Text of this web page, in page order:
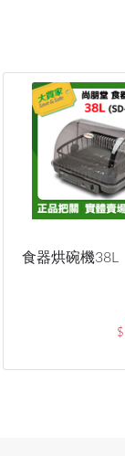
食器烘碗機38L
$